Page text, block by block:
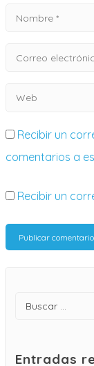
Recibir un
comentarios a
Recibir un
Entradas